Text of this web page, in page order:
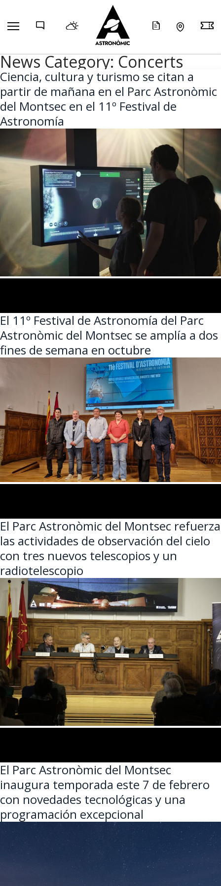
News Category:Concerts
Ciencia, cultura y turismo se citan a
partir de mañana en el Parc Astronòmic
del Montsec en el 11º Festival de
Astronomía
El 11º Festival de Astronomía del Parc
Astronòmic del Montsec se amplía a dos
fines de semana en octubre
El Parc Astronòmic del Montsec refuerza
las actividades de observación del cielo
con tres nuevos telescopios y un
radiotelescopio
El Parc Astronòmic del Montsec
inaugura temporada este 7 de febrero
con novedades tecnológicas y una
programación excepcional